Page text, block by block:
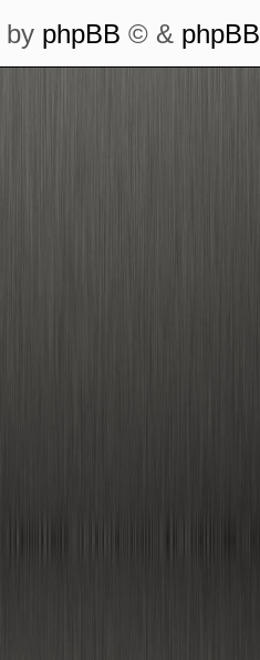
by phpBB © &